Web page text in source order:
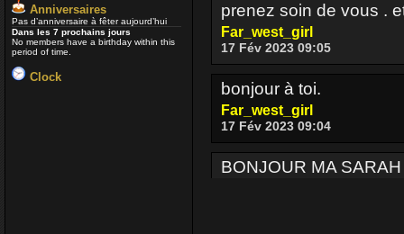
Anniversaires
Pas d’anniversaire à fêter aujourd’hui
Dans les 7 prochains jours
No members have a birthday within this
period of time.
Clock
prenez soin de vous .
Far_west_girl
17 Fév 2023 09:05
bonjour à toi.
Far_west_girl
17 Fév 2023 09:04
BONJOUR MA SARAH